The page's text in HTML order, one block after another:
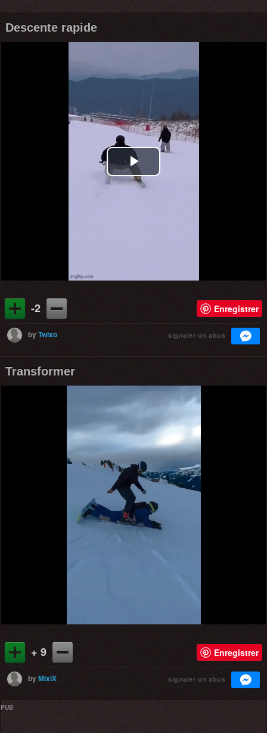
Descente rapide
Play
-2 Enregistrer
byTwixo signaler un abus
Transformer
+ 9 Enregistrer
byMixiX signaler un abus
PUB